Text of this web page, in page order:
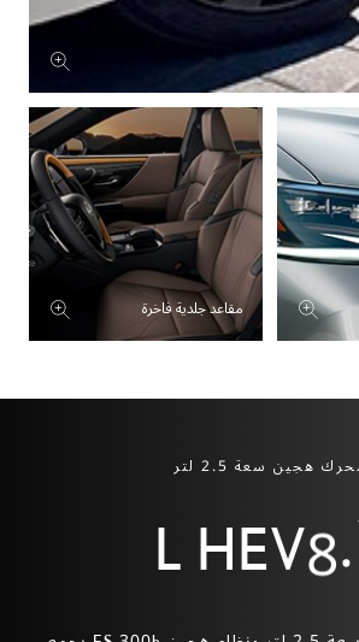
مقاعد جلدية فاخرة
هجين سعة 2.5 لتر
.
4
5
6
7
8
9
0
2
3
4
L HEV